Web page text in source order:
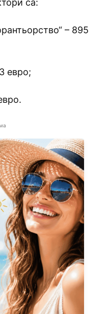
са:
– 895
евро;